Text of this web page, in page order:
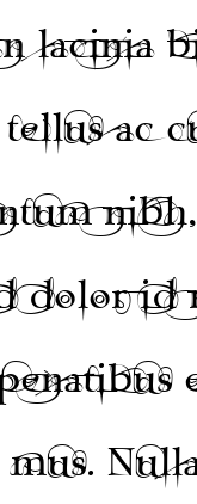
lacinia
ac
dolor id